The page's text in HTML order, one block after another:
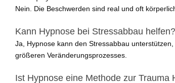
Nein. Die Beschwerden sind real und oft
Kann Hypnose bei Stressabbau helfen?
Ja, Hypnose kann den Stressabbau
größeren Veränderungsprozesses.
Ist Hypnose eine Methode zur Trauma